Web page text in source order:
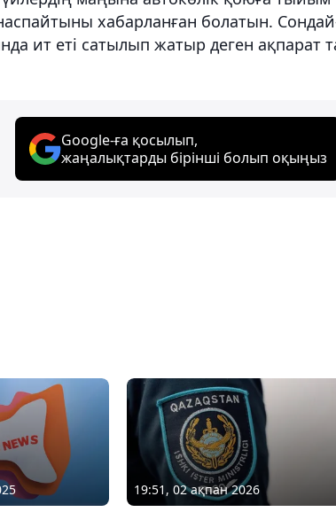
хабарланған болатын.
ит еті сатылып жатыр деген ақпарат
Google-ға қосылып,
жаңалықтарды бірінші болып оқыңыз
19:51, 02 ақпан 2026